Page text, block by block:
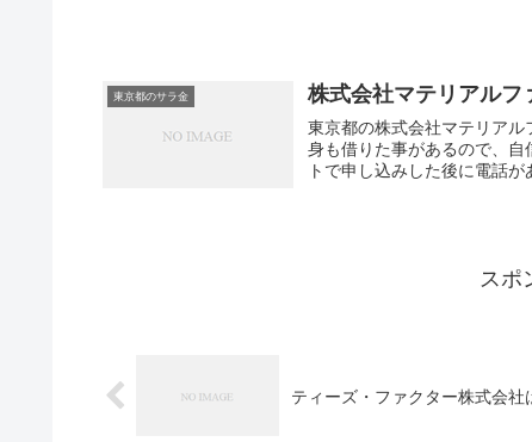
東京都のサラ金 株式会社マテリアルフ
東京都の株式会社マテリア
身も借りた事があるので、
トで申し込みした後に電話
スポ
ティーズ・ファクター株式会社